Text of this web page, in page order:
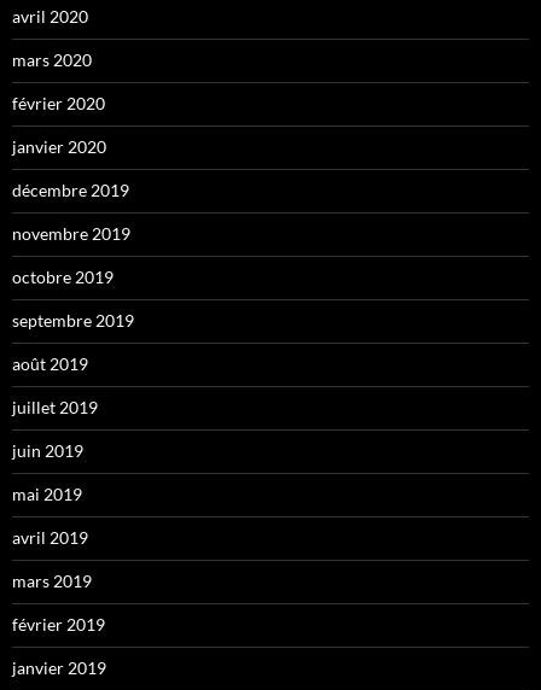
avril 2020
mars 2020
février 2020
janvier 2020
décembre 2019
novembre 2019
octobre 2019
septembre 2019
août 2019
juillet 2019
juin 2019
mai 2019
avril 2019
mars 2019
février 2019
janvier 2019